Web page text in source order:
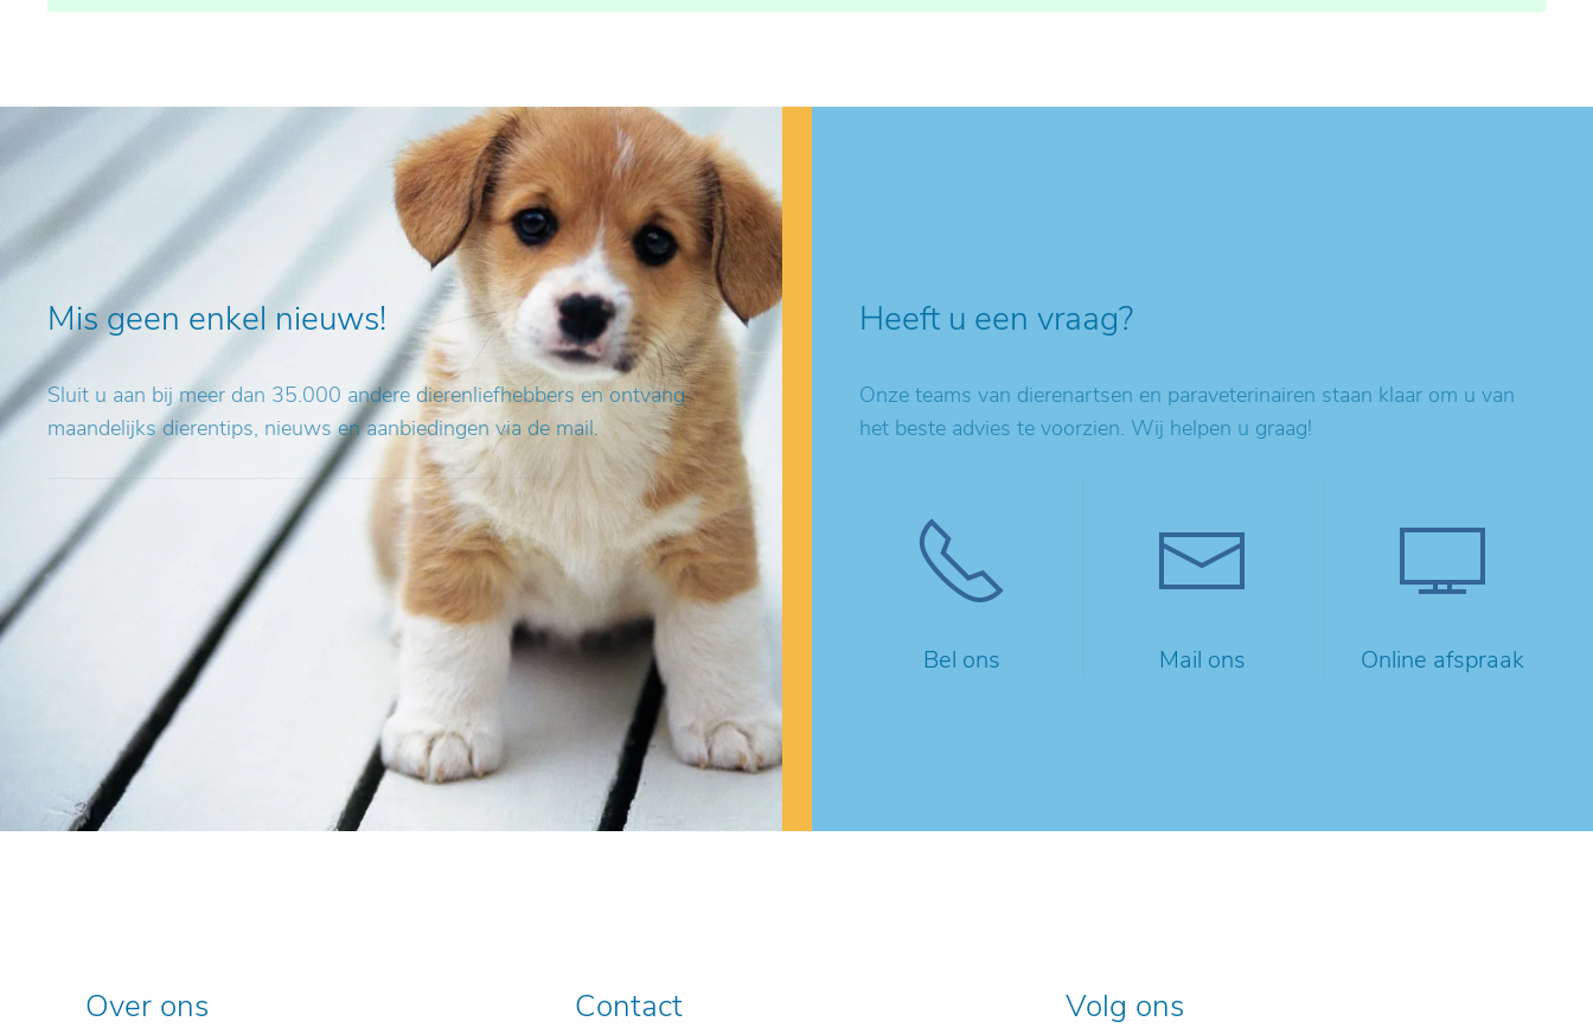
Mis geen enkel nieuws!
Sluit u aan bij meer dan 35.000 andere dierenliefhebbers en ontvang
maandelijks dierentips, nieuws en aanbiedingen via de mail.
Heeft u een vraag?
Onze teams van dierenartsen en paraveterinairen staan klaar om u van
het beste advies te voorzien. Wij helpen u graag!
Bel ons Mail ons Online afspraak
Over ons Contact Volg ons